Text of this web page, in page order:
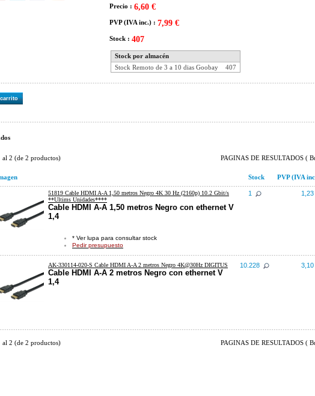
Precio : 6,60 €
PVP (IVA inc.) : 7,99 €
Stock : 407
Stock por almacén
Stock Remoto de 3 a 10 dias Goobay
407
carrito
al 2 (de 2 productos) PAGINAS DE RESULTADOS (
Stock PVP (IVA
51819 Cable HDMI A-A 1,50 metros Negro 4K 30 Hz (2160p) 10.2 Gbit/s
**Ultims Unidades****
Cable HDMI A-A 1,50 metros Negro con ethernet V
1,4
* Ver lupa para consultar stock
Pedir presupuesto
1 1,23
AK-330114-020-S Cable HDMI A-A 2 metros Negro 4K@30Hz DIGITUS
Cable HDMI A-A 2 metros Negro con ethernet V
1,4
10.228 3,10
al 2 (de 2 productos) PAGINAS DE RESULTADOS (